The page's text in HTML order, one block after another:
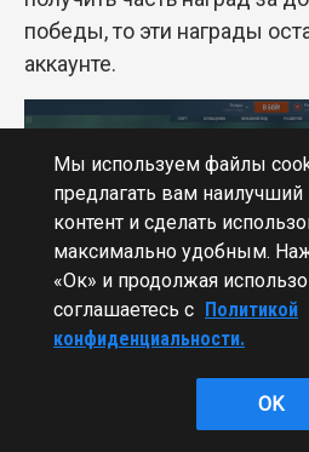
победы, то эти награды
аккаунте.
Мы используем файлы
предлагать вам
контент и сделать
максимально удобным.
«Ок» и продолжая
соглашаетесь с Политикой
конфиденциальности.
OK